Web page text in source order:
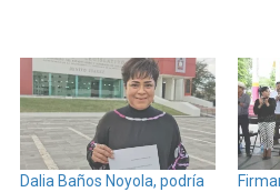
Dalia Baños Noyola, podría